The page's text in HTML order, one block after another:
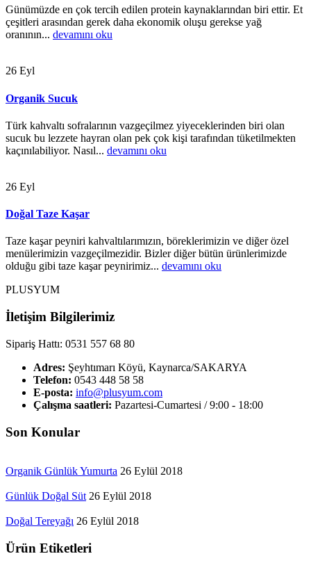
Günümüzde en çok tercih edilen protein kaynaklarından biri ettir. Et
çeşitleri arasından gerek daha ekonomik oluşu gerekse yağ
oranının... devamını oku
26 Eyl
Organik Sucuk
Türk kahvaltı sofralarının vazgeçilmez yiyeceklerinden biri olan
sucuk bu lezzete hayran olan pek çok kişi tarafından tüketilmekten
kaçınılabiliyor. Nasıl... devamını oku
26 Eyl
Doğal Taze Kaşar
Taze kaşar peyniri kahvaltılarımızın, böreklerimizin ve diğer özel
menülerimizin vazgeçilmezidir. Bizler diğer bütün ürünlerimizde
olduğu gibi taze kaşar peynirimiz... devamını oku
PLUSYUM
İletişim Bilgilerimiz
Sipariş Hattı: 0531 557 68 80
Adres: Şeyhtımarı Köyü, Kaynarca/SAKARYA
Telefon: 0543 448 58 58
E-posta: info@plusyum.com
Çalışma saatleri: Pazartesi-Cumartesi / 9:00 - 18:00
Son Konular
Organik Günlük Yumurta 26 Eylül 2018
Günlük Doğal Süt 26 Eylül 2018
Doğal Tereyağı 26 Eylül 2018
Ürün Etiketleri